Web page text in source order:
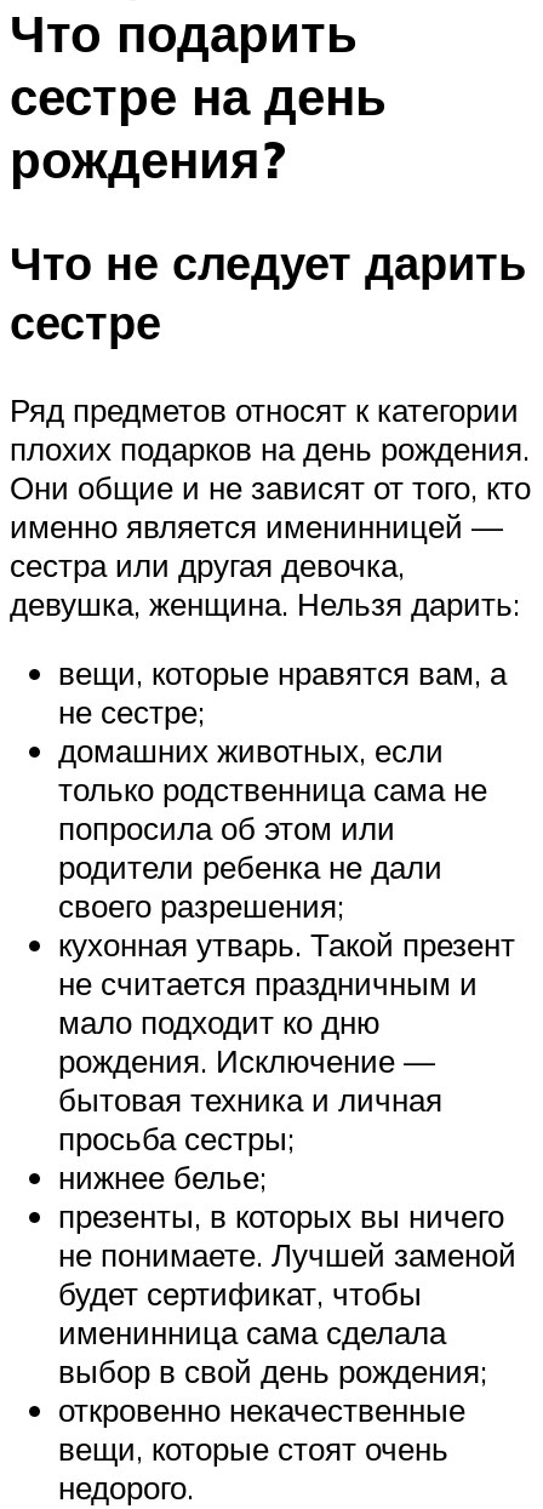
Меню
Что подарить
сестре на день
рождения?
Что не следует дарить
сестре
Ряд предметов относят к категории
плохих подарков на день рождения.
Они общие и не зависят от того, кто
именно является именинницей —
сестра или другая девочка,
девушка, женщина. Нельзя дарить:
вещи, которые нравятся вам, а
не сестре;
домашних животных, если
только родственница сама не
попросила об этом или
родители ребенка не дали
своего разрешения;
кухонная утварь. Такой презент
не считается праздничным и
мало подходит ко дню
рождения. Исключение —
бытовая техника и личная
просьба сестры;
нижнее белье;
презенты, в которых вы ничего
не понимаете. Лучшей заменой
будет сертификат, чтобы
именинница сама сделала
выбор в свой день рождения;
откровенно некачественные
вещи, которые стоят очень
недорого.